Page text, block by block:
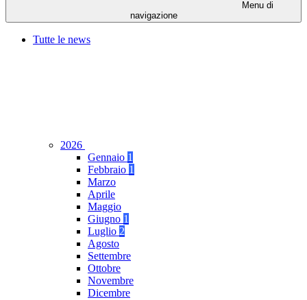
Menu di
navigazione
Tutte le news
2026
Gennaio 1
Febbraio 1
Marzo
Aprile
Maggio
Giugno 1
Luglio 2
Agosto
Settembre
Ottobre
Novembre
Dicembre